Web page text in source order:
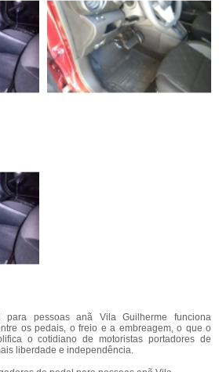
para pessoas anã Vila Guilherme funciona
os pedais, o freio e a embreagem, o que o
o cotidiano de motoristas portadores de
liberdade e independência.